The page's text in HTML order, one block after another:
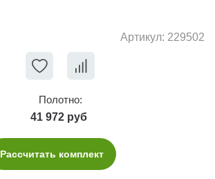
Артикул: 229502
Полотно:
41 972 руб
Рассчитать комплект